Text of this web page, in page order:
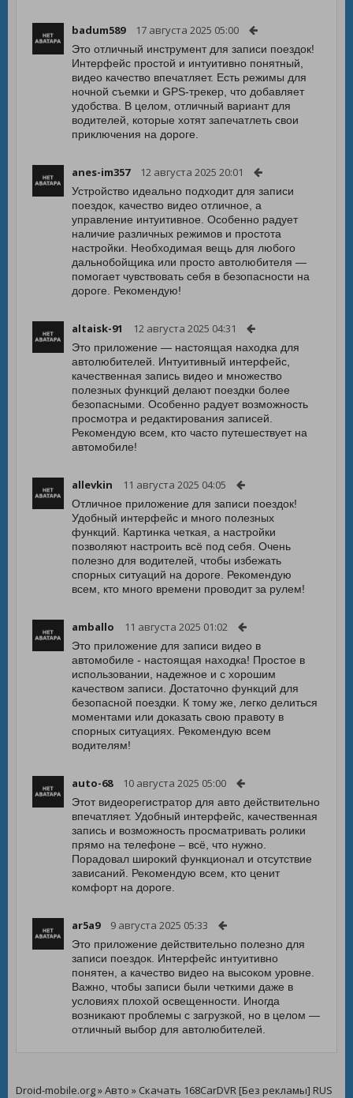
badum589 17 августа 2025 05:00
Это отличный инструмент для записи поездок!
Интерфейс простой и интуитивно понятный,
видео качество впечатляет. Есть режимы для
ночной съемки и GPS-трекер, что добавляет
удобства. В целом, отличный вариант для
водителей, которые хотят запечатлеть свои
приключения на дороге.
anes-im357 12 августа 2025 20:01
Устройство идеально подходит для записи
поездок, качество видео отличное, а
управление интуитивное. Особенно радует
наличие различных режимов и простота
настройки. Необходимая вещь для любого
дальнобойщика или просто автолюбителя —
помогает чувствовать себя в безопасности на
дороге. Рекомендую!
altaisk-91 12 августа 2025 04:31
Это приложение — настоящая находка для
автолюбителей. Интуитивный интерфейс,
качественная запись видео и множество
полезных функций делают поездки более
безопасными. Особенно радует возможность
просмотра и редактирования записей.
Рекомендую всем, кто часто путешествует на
автомобиле!
allevkin 11 августа 2025 04:05
Отличное приложение для записи поездок!
Удобный интерфейс и много полезных
функций. Картинка четкая, а настройки
позволяют настроить всё под себя. Очень
полезно для водителей, чтобы избежать
спорных ситуаций на дороге. Рекомендую
всем, кто много времени проводит за рулем!
amballo 11 августа 2025 01:02
Это приложение для записи видео в
автомобиле - настоящая находка! Простое в
использовании, надежное и с хорошим
качеством записи. Достаточно функций для
безопасной поездки. К тому же, легко делиться
моментами или доказать свою правоту в
спорных ситуациях. Рекомендую всем
водителям!
auto-68 10 августа 2025 05:00
Этот видеорегистратор для авто действительно
впечатляет. Удобный интерфейс, качественная
запись и возможность просматривать ролики
прямо на телефоне – всё, что нужно.
Порадовал широкий функционал и отсутствие
зависаний. Рекомендую всем, кто ценит
комфорт на дороге.
ar5a9 9 августа 2025 05:33
Это приложение действительно полезно для
записи поездок. Интерфейс интуитивно
понятен, а качество видео на высоком уровне.
Важно, чтобы записи были четкими даже в
условиях плохой освещенности. Иногда
возникают проблемы с загрузкой, но в целом —
отличный выбор для автолюбителей.
Droid-mobile.org»Авто » Скачать 168CarDVR [Без рекламы] RUS